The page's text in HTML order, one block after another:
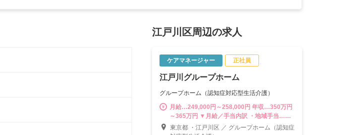
江戸川区周辺の求人
ケアマネージャー 正社員
江戸川グループホーム
グループホーム（認知症対応型生活介護）
月給…249,000円～258,000円 年収…350万円
～365万円 ▼月給／手当内訳 ・地域手当…
30,000円 ・資格手当…21,000円 ・職責手当…
東京都 ・江戸川区 ／ グループホーム（認知症